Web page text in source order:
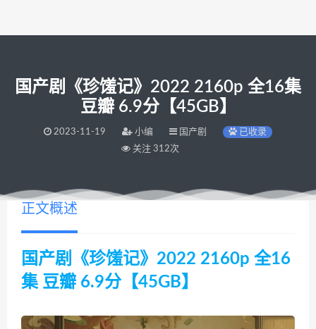
国产剧《珍馐记》2022 2160p 全16集
豆瓣 6.9分【45GB】
2023-11-19 小编 国产剧
已收录
关注 312次
正文概述
国产剧《珍馐记》2022 2160p 全16
集 豆瓣 6.9分【45GB】